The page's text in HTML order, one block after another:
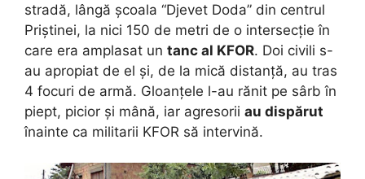
stradă, lângă școala “Djevet Doda” din centrul
Priștinei, la nici 150 de metri de o intersecție în
care era amplasat un tanc al KFOR. Doi civili s-
au apropiat de el și, de la mică distanță, au tras
4 focuri de armă. Gloanțele l-au rănit pe sârb în
piept, picior și mână, iar agresorii au dispărut
înainte ca militarii KFOR să intervină.